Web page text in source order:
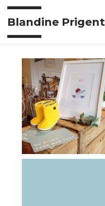
Blandine Prigent